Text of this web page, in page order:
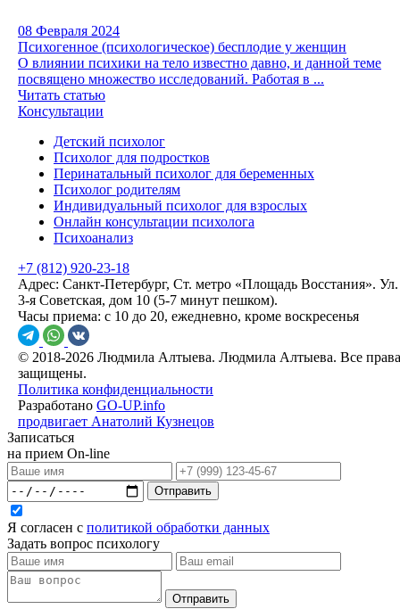
08 Февраля 2024
Психогенное (психологическое) бесплодие у женщин
О влиянии психики на тело известно давно, и данной теме
посвящено множество исследований. Работая в ...
Читать статью
Консультации
Детский психолог
Психолог для подростков
Перинатальный психолог для беременных
Психолог родителям
Индивидуальный психолог для взрослых
Онлайн консультации психолога
Психоанализ
+7 (812) 920-23-18
Адрес: Санкт-Петербург, Ст. метро «Площадь Восстания». Ул.
3-я Советская, дом 10 (5-7 минут пешком).
Часы приема: с 10 до 20, ежедневно, кроме воскресенья
© 2018-2026 Людмила Алтыева. Людмила Алтыева. Все права
защищены.
Политика конфиденциальности
Разработано GO-UP.info
продвигает Анатолий Кузнецов
Записаться
на прием On-line
Отправить
Я согласен с политикой обработки данных
Задать вопрос психологу
Отправить